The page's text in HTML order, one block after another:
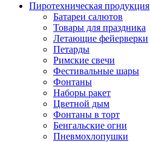
Пиротехническая продукция
Батареи салютов
Товары для праздника
Летающие фейерверки
Петарды
Римские свечи
Фестивальные шары
Фонтаны
Наборы ракет
Цветной дым
Фонтаны в торт
Бенгальские огни
Пневмохлопушки